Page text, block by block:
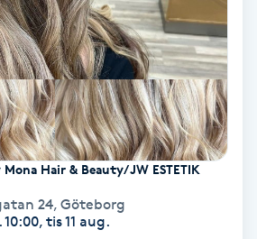
Hair & Beauty/ JW ESTETIK
24, Göteborg
tis 11 aug.